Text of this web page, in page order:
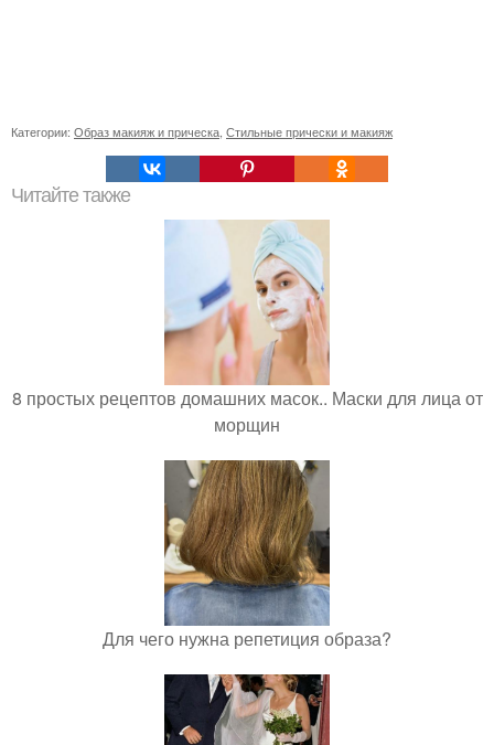
Категории: Образ макияж и прическа Стильные прически и макияж
Читайте также
8 простых рецептов домашних масок.. Маски для лица от
морщин
Для чего нужна репетиция образа?